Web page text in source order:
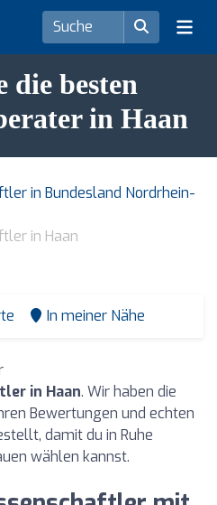
die besten
in Haan
in Bundesland Nordrhein-
in Haan
In meiner Nähe
in Haan. Wir haben die
Bewertungen und echten
damit du in Ruhe
wählen kannst.